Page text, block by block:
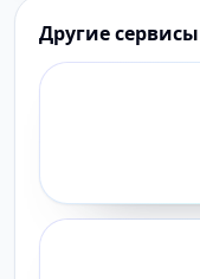
Другие сервисы